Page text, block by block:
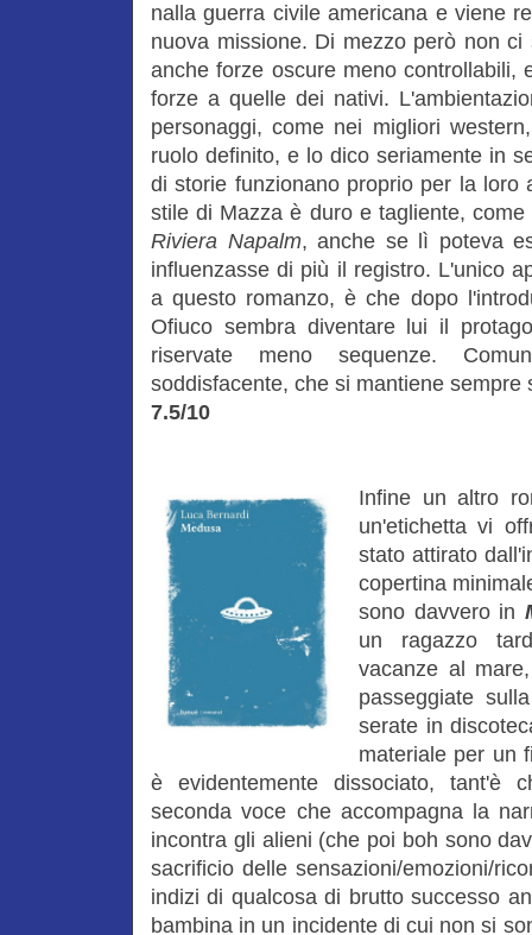
nalla guerra civile americana e viene
nuova missione. Di mezzo però non
anche forze oscure meno controllabili,
forze a quelle dei nativi.
personaggi, come nei migliori
ruolo definito, e lo dico seriamente in
di storie funzionano proprio per la loro
stile di Mazza è duro e tagliente,
Riviera Napalm, anche se lì poteva
influenzasse di più il registro. L'unico
a questo romanzo, è che dopo
Ofiuco sembra diventare lui il
riservate meno sequenze.
soddisfacente, che si mantiene
7.5/10
Infine un altro
un'etichetta vi
stato attirato
copertina
sono davvero in
un ragazzo
vacanze al
passeggiate
serate in
materiale per un
è evidentemente dissociato, tant'è
seconda voce che accompagna la
incontra gli alieni (che poi boh sono
sacrificio delle sensazioni/emozioni/
indizi di qualcosa di brutto successo
bambina in un incidente di cui non si